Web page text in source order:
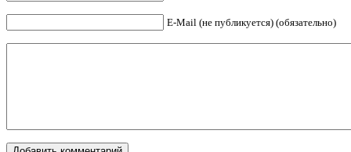
E-Mail (не публикуется) (обязательно)